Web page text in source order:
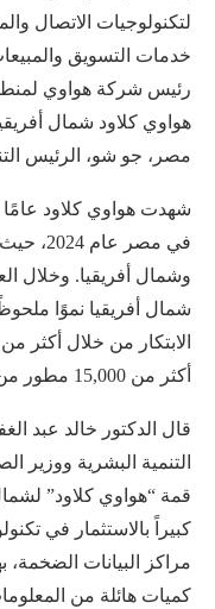
خدمات التسويق
رئيس شركة هواوي
هواوي كلاود شمال
مصر، جو شو، الرئيس
شهدت هواوي كلاود عامًا
في مصر
وشمال أفريقيا. وخلال
أكثر من 15,000 مطور من قيادة التحول الذكي في المنطقة.
قال الدكتور خالد عبد
التنمية البشرية ووزير
كبيراً بالاستثمار في
مراكز البيانات الضخمة،
كميات هائلة من